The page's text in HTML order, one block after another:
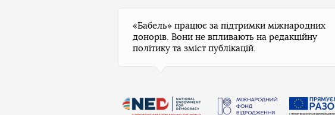
«Бабель» працює за підтримки міжнародних
донорів. Вони не впливають на редакційну
політику та зміст публікацій.